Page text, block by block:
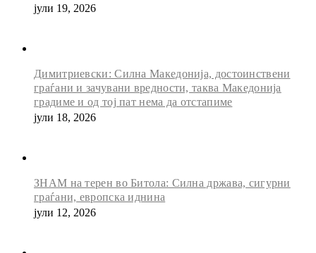
јули 19, 2026
Димитриевски: Силна Македонија, достоинствени
граѓани и зачувани вредности, таква Македонија
градиме и од тој пат нема да отстапиме
јули 18, 2026
ЗНАМ на терен во Битола: Силна држава, сигурни
граѓани, европска иднина
јули 12, 2026